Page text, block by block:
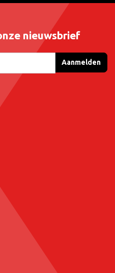
nieuwsbrief
Aanmelden